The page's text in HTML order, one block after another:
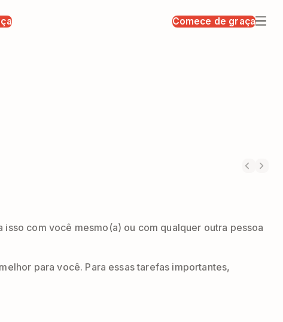
Comece de graça
com você mesmo(a) ou com qualquer outra pessoa
para você. Para essas tarefas importantes,